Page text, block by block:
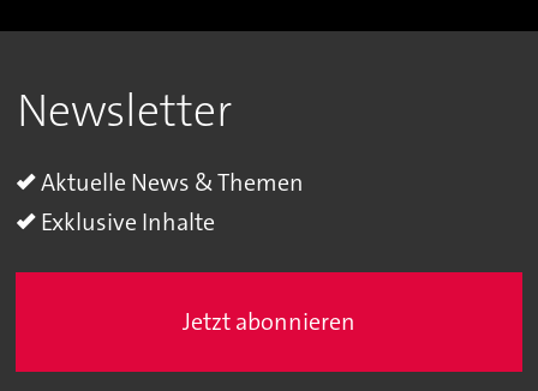
Newsletter
Aktuelle News & Themen
Exklusive Inhalte
Jetzt abonnieren